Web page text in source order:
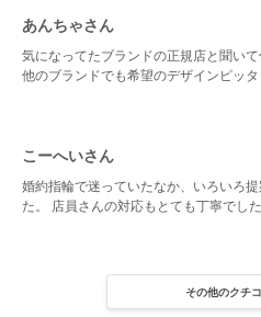
あんちゃさん
気になってたブランドの正規店と聞い
他のブランドでも希望のデザインピッ
知識豊富なスタッフさんがいらっしゃ
こーへいさん
婚約指輪で迷っていたなか、いろいろ
た。 店員さんの対応もとても丁寧でした
その他のクチ